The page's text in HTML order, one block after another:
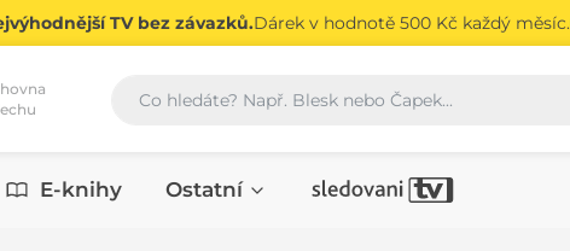
TV bez závazků.Dárek v hodnotě 500 Kč každý měsíc.
Vyhledávání
E-knihy Ostatní